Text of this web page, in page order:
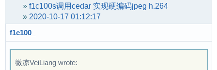
» f1c100s调用cedar 实现硬编码jpeg h.264
» 2020-10-17 01:12:17
f1c100_
微凉VeiLiang wrote: